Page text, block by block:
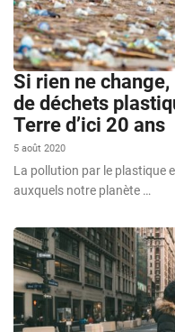
Si rien ne
de déchets
Terre d’ici 20 ans
5 août 2020
La pollution par le plastique
auxquels notre planète …